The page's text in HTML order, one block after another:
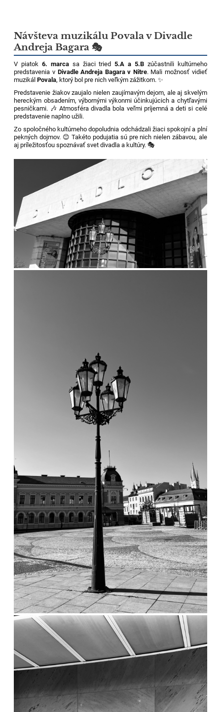
Návšteva muzikálu Povala v Divadle
Andreja Bagara 🎭
V piatok6. marcasa žiaci tried5.A a 5.B zúčastnili kultúrneho
predstavenia v Divadle Andreja Bagara v Nitre. Mali možnosť vidieť
muzikálPovala, ktorý bol pre nich veľkým zážitkom. ✨
Predstavenie žiakov zaujalo nielen zaujímavým dejom, ale aj skvelým
hereckým obsadením, výbornými výkonmi účinkujúcich a chytľavými
pesničkami. 🎶 Atmosféra divadla bola veľmi príjemná a deti si celé
predstavenie naplno užili.
Zo spoločného kultúrneho dopoludnia odchádzali žiaci spokojní a plní
pekných dojmov. 😊 Takéto podujatia sú pre nich nielen zábavou, ale
aj príležitosťou spoznávať svet divadla a kultúry. 🎭